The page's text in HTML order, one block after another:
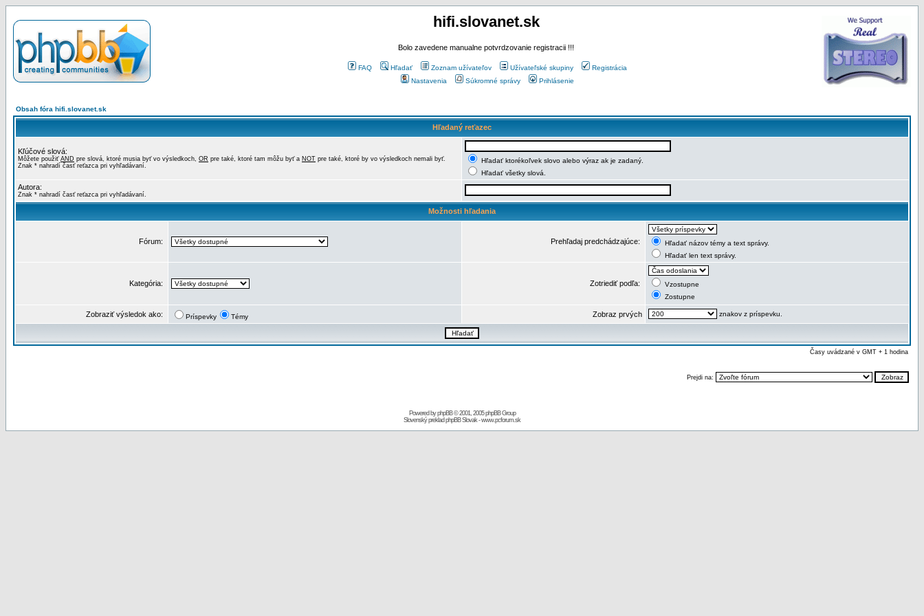
hifi.slovanet.sk
Bolo zavedene manualne potvrdzovanie registracii !!!
FAQ Hľadať Zoznam užívateľov Užívateľské skupiny
Registrácia
Nastavenia
Súkromné správy Prihlásenie
Obsah fóra hifi.slovanet.sk
Hľadaný reťazec
Kľúčové slová:
Môžete použiť AND pre slová, ktoré musia byť vo výsledkoch, OR pre také, ktoré tam môžu byť a NOT pre také, ktoré by vo výsledkoch nemali byť.
Znak * nahradí časť reťazca pri vyhľadávaní.
Hľadať ktorékoľvek slovo alebo výraz ak je zadaný.
Hľadať všetky slová.
Autora:
Znak * nahradí časť reťazca pri vyhľadávaní.
Možnosti hľadania
Fórum: Prehľadaj predchádzajúce:
Hľadať názov témy a text správy.
Hľadať len text správy.
Kategória: Zotriediť podľa:
Vzostupne
Zostupne
Zobraziť výsledok ako: Príspevky Témy Zobraz prvých znakov z príspevku.
Časy uvádzané v GMT + 1 hodina
Prejdi na:
Powered byphpBB© 2001, 2005 phpBB Group
Slovenský preklad phpBB Slovak-www.pcforum.sk